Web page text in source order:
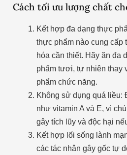
Cách tối ưu lượng chất
Kết hợp đa dạng thực
thực phẩm nào cung cấp
hóa cần thiết. Hãy ăn đa
phẩm tươi, tự nhiên thay
phẩm chức năng.
Không sử dụng quá liều:
như vitamin A và E, vì
gây tích lũy và độc hại
Kết hợp lối sống lành
các tác nhân gây gốc tự